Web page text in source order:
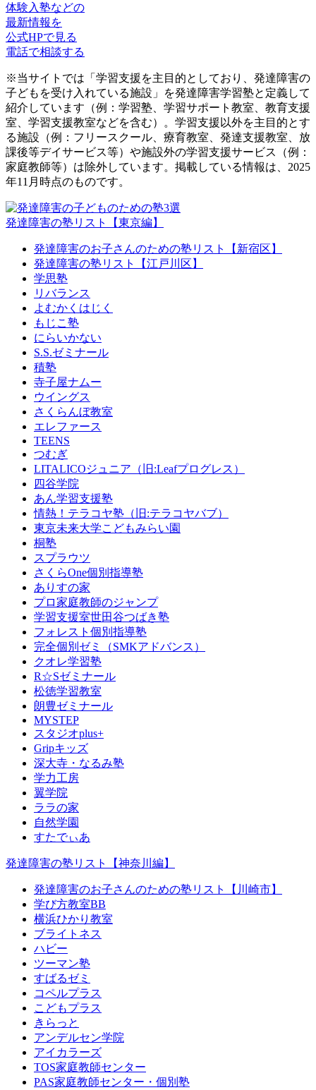
体験入塾などの
最新情報を
公式HPで見る
電話で相談する
※当サイトでは「学習支援を主目的としており、発達障害の
子どもを受け入れている施設」を発達障害学習塾と定義して
紹介しています（例：学習塾、学習サポート教室、教育支援
室、学習支援教室などを含む）。学習支援以外を主目的とす
る施設（例：フリースクール、療育教室、発達支援教室、放
課後等デイサービス等）や施設外の学習支援サービス（例：
家庭教師等）は除外しています。掲載している情報は、2025
年11月時点のものです。
発達障害の塾リスト【東京編】
発達障害のお子さんのための塾リスト【新宿区】
発達障害の塾リスト【江戸川区】
学思塾
リバランス
よむかくはじく
もじこ塾
にらいかない
S.S.ゼミナール
積塾
寺子屋ナムー
ウイングス
さくらんぼ教室
エレファース
TEENS
つむぎ
LITALICOジュニア（旧:Leafプログレス）
四谷学院
あん学習支援塾
情熱！テラコヤ塾（旧:テラコヤバブ）
東京未来大学こどもみらい園
桐塾
スプラウツ
さくらOne個別指導塾
ありすの家
プロ家庭教師のジャンプ
学習支援室世田谷つばき塾
フォレスト個別指導塾
完全個別ゼミ（SMKアドバンス）
クオレ学習塾
R☆Sゼミナール
松徳学習教室
朗豊ゼミナール
MYSTEP
スタジオplus+
Gripキッズ
深大寺・なるみ塾
学力工房
翼学院
ララの家
自然学園
すたでぃあ
発達障害の塾リスト【神奈川編】
発達障害のお子さんのための塾リスト【川崎市】
学び方教室BB
横浜ひかり教室
ブライトネス
ハビー
ツーマン塾
すばるゼミ
コペルプラス
こどもプラス
きらっと
アンデルセン学院
アイカラーズ
TOS家庭教師センター
PAS家庭教師センター・個別塾